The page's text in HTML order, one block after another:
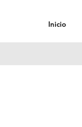
Inicio